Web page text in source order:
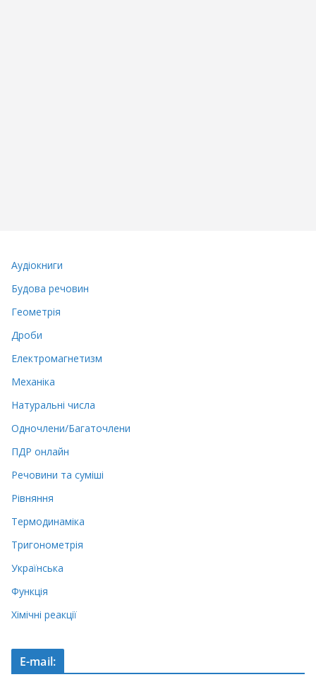
Аудіокниги
Будова речовин
Геометрія
Дроби
Електромагнетизм
Механіка
Натуральні числа
Одночлени/Багаточлени
ПДР онлайн
Речовини та суміші
Рівняння
Термодинаміка
Тригонометрія
Українська
Функція
Хімічні реакції
E-mail: